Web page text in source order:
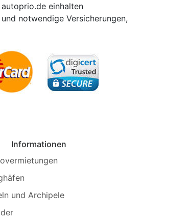
einhalten
notwendige Versicherungen,
Informationen
und Archipele